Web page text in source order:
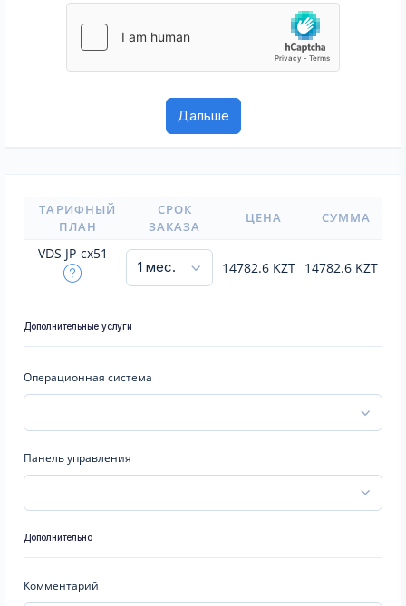
ТАРИФНЫЙ
ПЛАН
СРОК
ЗАКАЗА
ЦЕНА СУММА
VDS JP-cx51
14782.6 KZT 14782.6 KZT
Дополнительные услуги
Операционная система
Панель управления
Дополнительно
Комментарий